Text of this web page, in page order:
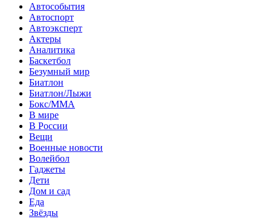
Автособытия
Автоспорт
Автоэксперт
Актеры
Аналитика
Баскетбол
Безумный мир
Биатлон
Биатлон/Лыжи
Бокс/MMA
В мире
В России
Вещи
Военные новости
Волейбол
Гаджеты
Дети
Дом и сад
Еда
Звёзды